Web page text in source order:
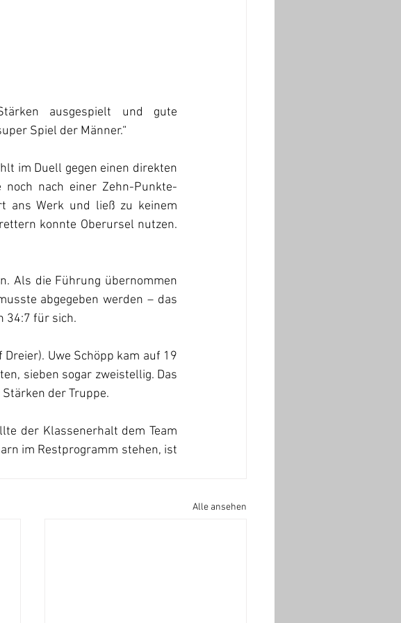
ausgespielt und gute
Spiel der Männer.“
im Duell gegen einen direkten
noch nach einer Zehn-Punkte-
ans Werk und ließ zu keinem
konnte Oberursel nutzen.
Als die Führung übernommen
abgegeben werden – das
34:7 für sich.
Uwe Schöpp kam auf 19
sieben sogar zweistellig. Das
der Truppe.
der Klassenerhalt dem Team
im Restprogramm stehen, ist
Alle ansehen